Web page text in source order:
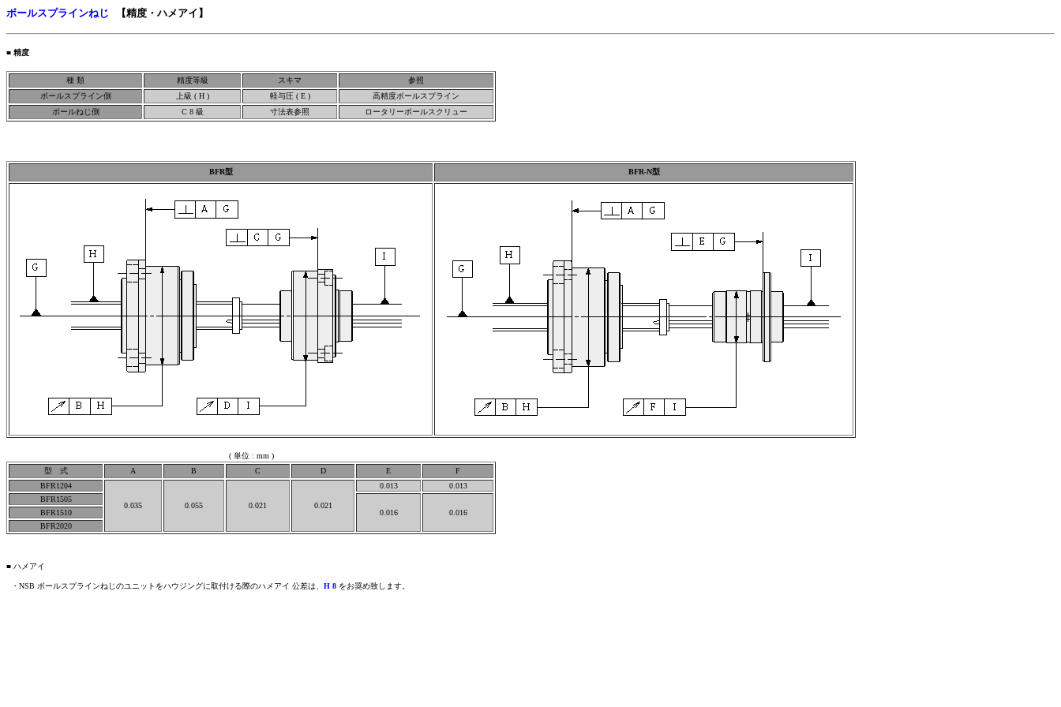
ボールスプラインねじ 【精度・ハメアイ】
■ 精度
種 類 精度等級 スキマ
参照
ボールスプライン側
上級 ( H ) 軽与圧 ( E )
高精度ボールスプライン
ボールねじ側
C 8 級 寸法表参照 ロータリーボールスクリュー
BFR型 BFR-N型
( 単位 : mm )
型 式
A B C D E
F
BFR1204
0.035 0.055 0.021 0.021
0.013
0.013
BFR1505
0.016
0.016
BFR1510
BFR2020
■ ハメアイ
・NSB ボールスプラインねじのユニットをハウジングに取付ける際のハメアイ 公差は、 H 8 をお奨め致します。